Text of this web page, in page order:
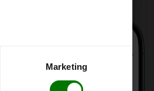
Marketing